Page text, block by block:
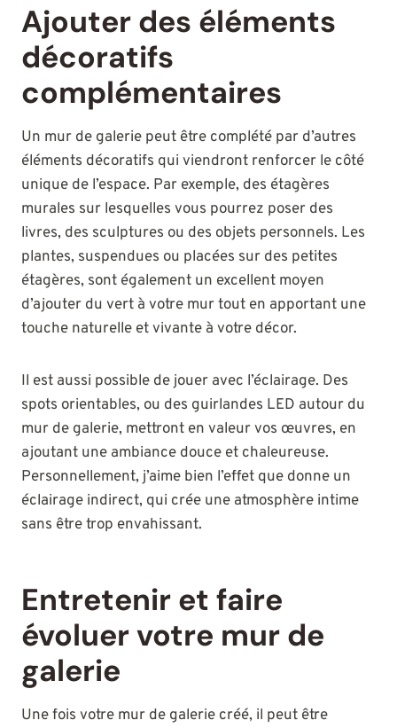
Ajouter des éléments
décoratifs
complémentaires
Un mur de galerie peut être complété par d’autres
éléments décoratifs qui viendront renforcer le côté
unique de l’espace. Par exemple, des étagères
murales sur lesquelles vous pourrez poser des
livres, des sculptures ou des objets personnels. Les
plantes, suspendues ou placées sur des petites
étagères, sont également un excellent moyen
d’ajouter du vert à votre mur tout en apportant une
touche naturelle et vivante à votre décor.
Il est aussi possible de jouer avec l’éclairage. Des
spots orientables, ou des guirlandes LED autour du
mur de galerie, mettront en valeur vos œuvres, en
ajoutant une ambiance douce et chaleureuse.
Personnellement, j’aime bien l’effet que donne un
éclairage indirect, qui crée une atmosphère intime
sans être trop envahissant.
Entretenir et faire
évoluer votre mur de
galerie
Une fois votre mur de galerie créé, il peut être